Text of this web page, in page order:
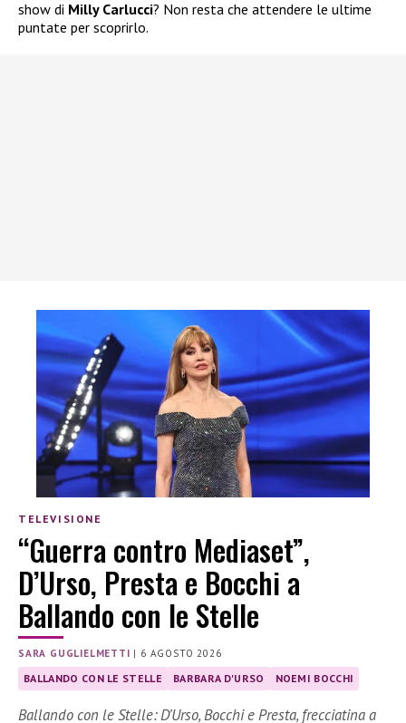
show di Milly Carlucci? Non resta che attendere le ultime
puntate per scoprirlo.
TELEVISIONE
“Guerra contro Mediaset”,
D’Urso, Presta e Bocchi a
Ballando con le Stelle
SARA GUGLIELMETTI | 6 AGOSTO 2026
BALLANDO CON LE STELLE BARBARA D'URSO NOEMI BOCCHI
Ballando con le Stelle: D’Urso, Bocchi e Presta, frecciatina a